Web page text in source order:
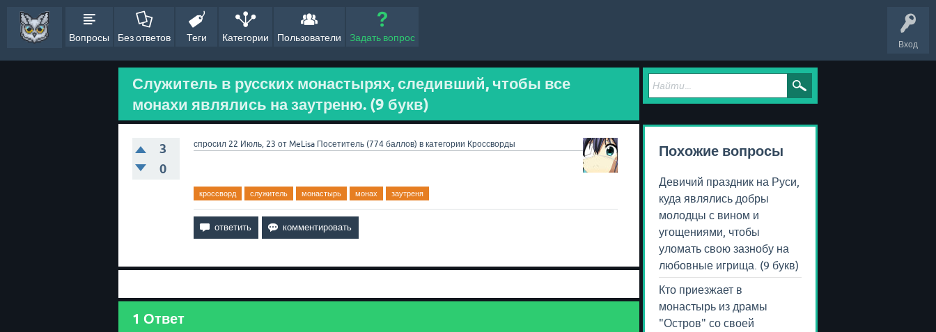
Вход
Вопросы Без ответов Теги Категории Пользователи Задать вопрос
Служитель в русских монастырях, следивший, чтобы все
монахи являлись на заутреню. (9 букв)
3
0
спросил 22 Июль, 23 от MeLisa Посетитель (774 баллов) в категории Кроссворды
кроссворд служитель монастырь монах заутреня
1 Ответ
Похожие вопросы
Девичий праздник на Руси,
куда являлись добры
молодцы с вином и
угощениями, чтобы
уломать свою зазнобу на
любовные игрища. (9 букв)
Кто приезжает в
монастырь из драмы
"Остров" со своей